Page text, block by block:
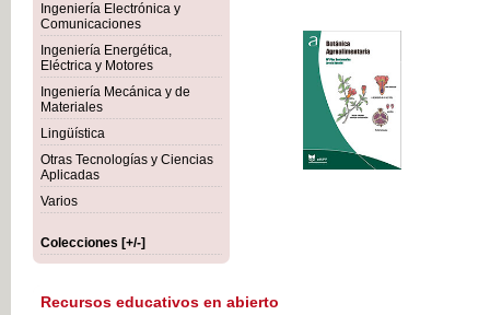
Ingeniería Electrónica y
Comunicaciones
Ingeniería Energética,
Eléctrica y Motores
Ingeniería Mecánica y de
Materiales
Lingüística
Otras Tecnologías y Ciencias
Aplicadas
Varios
Colecciones [+/-]
Recursos educativos en abierto